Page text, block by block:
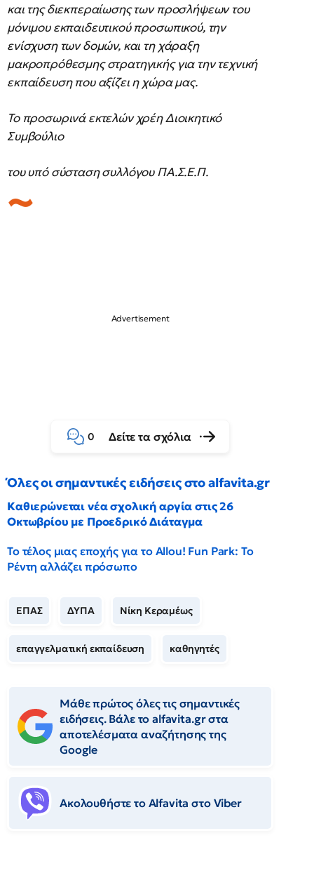
και της διεκπεραίωσης των προσλήψεων του
μόνιμου εκπαιδευτικού προσωπικού, την
ενίσχυση των δομών, και τη χάραξη
μακροπρόθεσμης στρατηγικής για την τεχνική
εκπαίδευση που αξίζει η χώρα μας.
Το προσωρινά εκτελών χρέη Διοικητικό
Συμβούλιο
του υπό σύσταση συλλόγου ΠΑ.Σ.Ε.Π.
0 Δείτε τα σχόλια
Όλες οι σημαντικές ειδήσεις στο alfavita.gr
Καθιερώνεται νέα σχολική αργία στις 26
Οκτωβρίου με Προεδρικό Διάταγμα
Το τέλος μιας εποχής για το Allou! Fun Park: Το
Ρέντη αλλάζει πρόσωπο
ΕΠΑΣ ΔΥΠΑ Νίκη Κεραμέως
επαγγελματική εκπαίδευση καθηγητές
Μάθε πρώτος όλες τις σημαντικές
ειδήσεις. Βάλε το alfavita.gr στα
αποτελέσματα αναζήτησης της
Google
Ακολουθήστε το Αlfavita στο Viber